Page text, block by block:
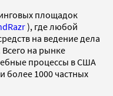
площадок
), где любой
на ведение дела
на рынке
процессы в США
более 1000 частных